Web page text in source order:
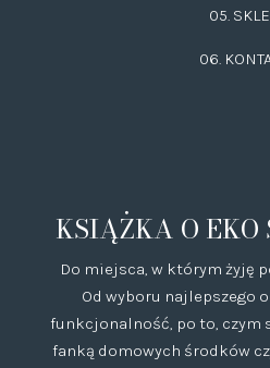
05.
06.
KSIĄŻKA O
Do miejsca, w którym żyję
Od wyboru najlepszego
funkcjonalność, po to, czym
fanką domowych środków